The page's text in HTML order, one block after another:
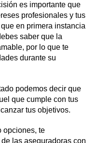
es importante que
profesionales y tus
en primera instancia
saber que la
por lo que te
durante su
podemos decir que
que cumple con tus
tus objetivos.
opciones, te
las aseguradoras con